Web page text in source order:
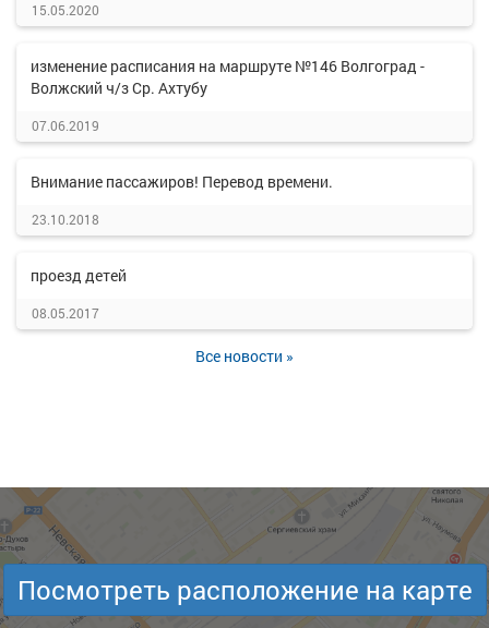
15.05.2020
изменение расписания на маршруте №146 Волгоград -
Волжский ч/з Ср. Ахтубу
07.06.2019
Внимание пассажиров! Перевод времени.
23.10.2018
проезд детей
08.05.2017
Все новости »
Посмотреть расположение на карте